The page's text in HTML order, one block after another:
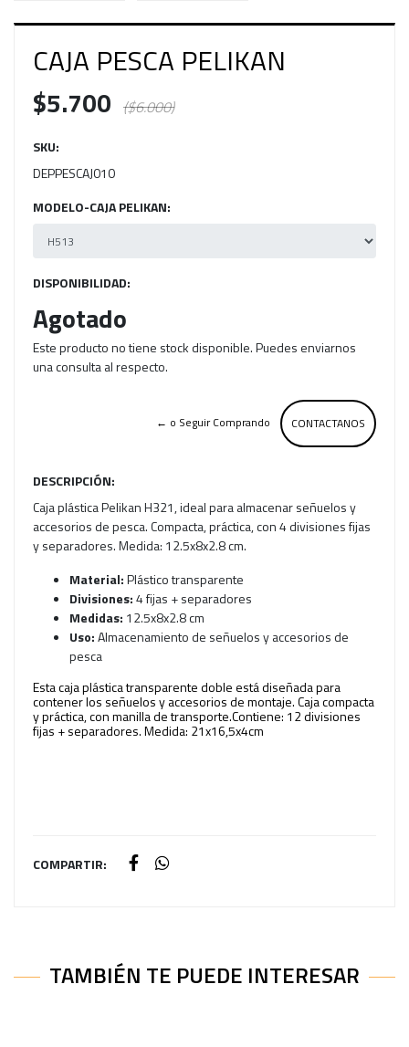
CAJA PESCA PELIKAN
$5.700 ($6.000)
SKU:
DEPPESCAJ010
MODELO-CAJA PELIKAN:
DISPONIBILIDAD:
Agotado
Este producto no tiene stock disponible. Puedes enviarnos
una consulta al respecto.
CONTACTANOS
← o Seguir Comprando
DESCRIPCIÓN:
Caja plástica Pelikan H321, ideal para almacenar señuelos y
accesorios de pesca. Compacta, práctica, con 4 divisiones fijas
y separadores. Medida: 12.5x8x2.8 cm.
Material:Plástico transparente
Divisiones:4 fijas + separadores
Medidas: 12.5x8x2.8 cm
Uso:Almacenamiento de señuelos y accesorios de
pesca
Esta caja plástica transparente doble está diseñada para
contener los señuelos y accesorios de montaje. Caja compacta
y práctica, con manilla de transporte.Contiene: 12 divisiones
fijas + separadores. Medida: 21x16,5x4cm
COMPARTIR:
TAMBIÉN TE PUEDE INTERESAR